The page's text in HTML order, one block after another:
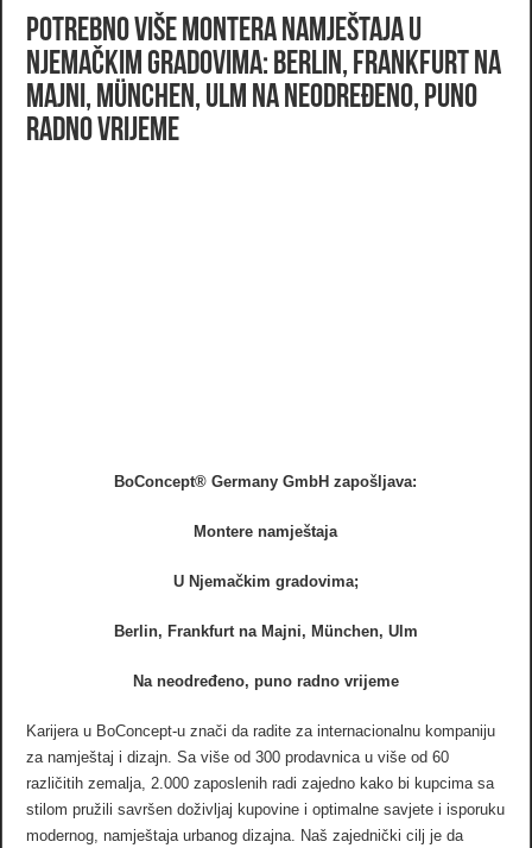
Potrebno više montera namještaja u
Njemačkim gradovima: Berlin, Frankfurt na
Majni, München, Ulm na neodređeno, puno
radno vrijeme
BoConcept® Germany GmbH zapošljava:
Montere namještaja
U Njemačkim gradovima;
Berlin, Frankfurt na Majni, München, Ulm
Na neodređeno, puno radno vrijeme
Karijera u BoConcept-u znači da radite za internacionalnu kompaniju
za namještaj i dizajn. Sa više od 300 prodavnica u više od 60
različitih zemalja, 2.000 zaposlenih radi zajedno kako bi kupcima sa
stilom pružili savršen doživljaj kupovine i optimalne savjete i isporuku
modernog, namještaja urbanog dizajna. Naš zajednički cilj je da